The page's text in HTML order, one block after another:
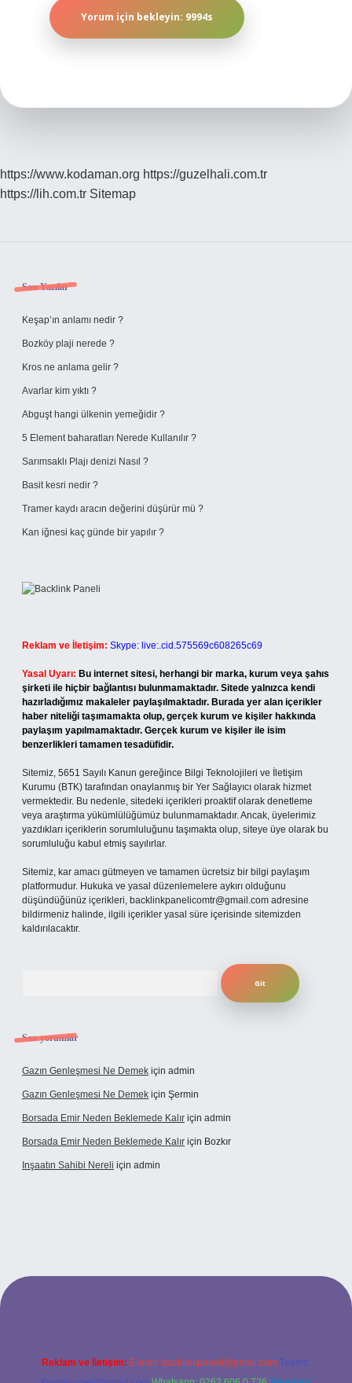
https://www.kodaman.org https://guzelhali.com.tr
https://lih.com.tr Sitemap
Sidebar
Son Yazılar
Keşap’ın anlamı nedir ?
Bozköy plaji nerede ?
Kros ne anlama gelir ?
Avarlar kim yıktı ?
Abguşt hangi ülkenin yemeğidir ?
5 Element baharatları Nerede Kullanılır ?
Sarımsaklı Plajı denizi Nasıl ?
Basit kesri nedir ?
Tramer kaydı aracın değerini düşürür mü ?
Kan iğnesi kaç günde bir yapılır ?
Reklam ve İletişim: Skype: live:.cid.575569c608265c69
Yasal Uyarı: Bu internet sitesi, herhangi bir marka, kurum veya şahıs
şirketi ile hiçbir bağlantısı bulunmamaktadır. Sitede yalnızca kendi
hazırladığımız makaleler paylaşılmaktadır. Burada yer alan içerikler
haber niteliği taşımamakta olup, gerçek kurum ve kişiler hakkında
paylaşım yapılmamaktadır. Gerçek kurum ve kişiler ile isim
benzerlikleri tamamen tesadüfidir.
Sitemiz, 5651 Sayılı Kanun gereğince Bilgi Teknolojileri ve İletişim
Kurumu (BTK) tarafından onaylanmış bir Yer Sağlayıcı olarak hizmet
vermektedir. Bu nedenle, sitedeki içerikleri proaktif olarak denetleme
veya araştırma yükümlülüğümüz bulunmamaktadır. Ancak, üyelerimiz
yazdıkları içeriklerin sorumluluğunu taşımakta olup, siteye üye olarak bu
sorumluluğu kabul etmiş sayılırlar.
Sitemiz, kar amacı gütmeyen ve tamamen ücretsiz bir bilgi paylaşım
platformudur. Hukuka ve yasal düzenlemelere aykırı olduğunu
düşündüğünüz içerikleri, backlinkpanelicomtr@gmail.com adresine
bildirmeniz halinde, ilgili içerikler yasal süre içerisinde sitemizden
kaldırılacaktır.
Son yorumlar
Gazın Genleşmesi Ne Demek için admin
Gazın Genleşmesi Ne Demek için Şermin
Borsada Emir Neden Beklemede Kalır için admin
Borsada Emir Neden Beklemede Kalır için Bozkır
Inşaatın Sahibi Nereli için admin
www.hiltonbetx.org/
Reklam ve İletişim: E-mail: backlinkpaneli@gmail.com Teams: